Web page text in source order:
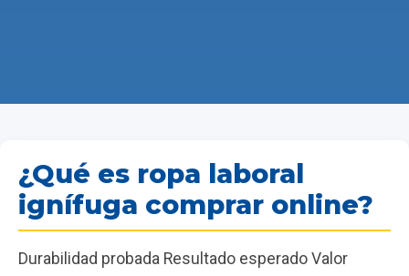
¿Qué es ropa laboral
ignífuga comprar online?
Durabilidad probada Resultado esperado Valor